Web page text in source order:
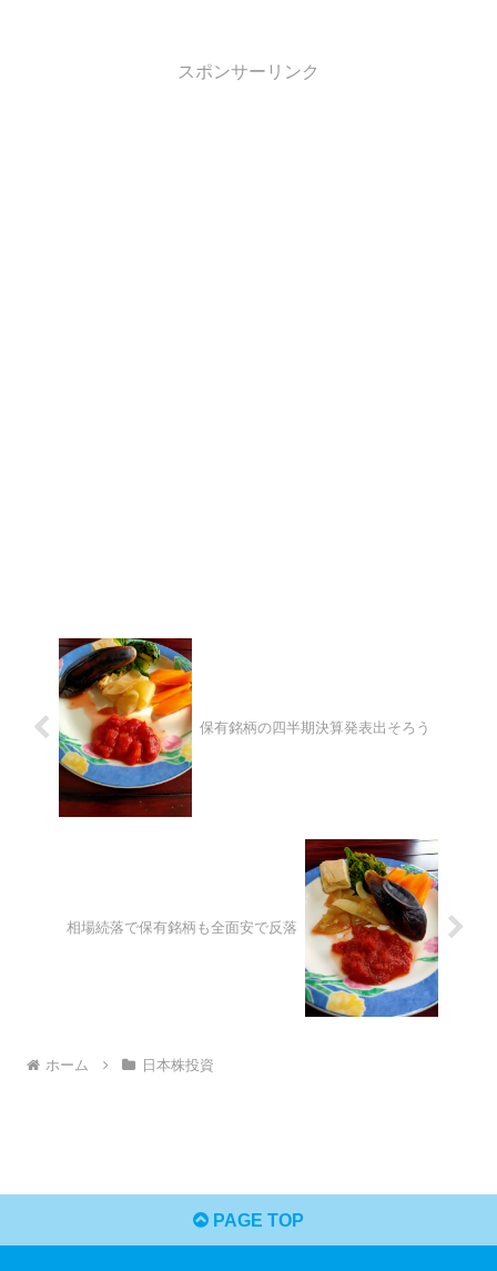
スポンサーリンク
保有銘柄の四半期決算発表出そろう
相場続落で保有銘柄も全面安で反落
ホーム 日本株投資
PAGE TOP